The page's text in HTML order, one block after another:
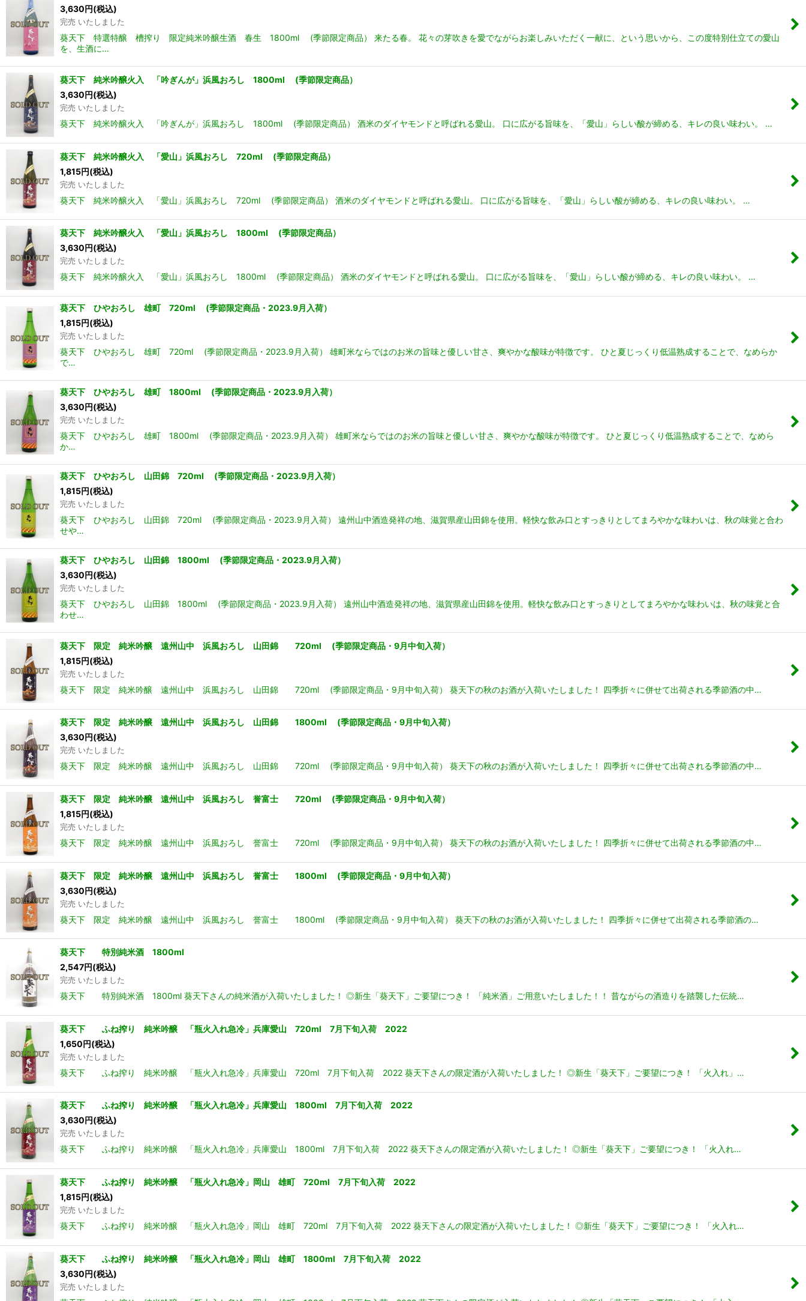
3,630円(税込)
完売 いたしました
葵天下 特選特醸 槽搾り 限定純米吟醸生酒 春生 1800ml (季節限定商品） 来たる春。 花々の芽吹きを愛でながらお楽しみいただく一献に、という思いから、この度特別仕立ての愛山
を、生酒に…
葵天下 純米吟醸火入 「吟ぎんが」浜風おろし 1800ml (季節限定商品）
3,630円(税込)
完売 いたしました
葵天下 純米吟醸火入 「吟ぎんが」浜風おろし 1800ml (季節限定商品） 酒米のダイヤモンドと呼ばれる愛山。 口に広がる旨味を、「愛山」らしい酸が締める、キレの良い味わい。 …
葵天下 純米吟醸火入 「愛山」浜風おろし 720ml (季節限定商品）
1,815円(税込)
完売 いたしました
葵天下 純米吟醸火入 「愛山」浜風おろし 720ml (季節限定商品） 酒米のダイヤモンドと呼ばれる愛山。 口に広がる旨味を、「愛山」らしい酸が締める、キレの良い味わい。 …
葵天下 純米吟醸火入 「愛山」浜風おろし 1800ml (季節限定商品）
3,630円(税込)
完売 いたしました
葵天下 純米吟醸火入 「愛山」浜風おろし 1800ml (季節限定商品） 酒米のダイヤモンドと呼ばれる愛山。 口に広がる旨味を、「愛山」らしい酸が締める、キレの良い味わい。 …
葵天下 ひやおろし 雄町 720ml (季節限定商品・2023.9月入荷）
1,815円(税込)
完売 いたしました
葵天下 ひやおろし 雄町 720ml (季節限定商品・2023.9月入荷） 雄町米ならではのお米の旨味と優しい甘さ、爽やかな酸味が特徴です。 ひと夏じっくり低温熟成することで、なめらか
で…
葵天下 ひやおろし 雄町 1800ml (季節限定商品・2023.9月入荷）
3,630円(税込)
完売 いたしました
葵天下 ひやおろし 雄町 1800ml (季節限定商品・2023.9月入荷） 雄町米ならではのお米の旨味と優しい甘さ、爽やかな酸味が特徴です。 ひと夏じっくり低温熟成することで、なめら
か…
葵天下 ひやおろし 山田錦 720ml (季節限定商品・2023.9月入荷）
1,815円(税込)
完売 いたしました
葵天下 ひやおろし 山田錦 720ml (季節限定商品・2023.9月入荷） 遠州山中酒造発祥の地、滋賀県産山田錦を使用。軽快な飲み口とすっきりとしてまろやかな味わいは、秋の味覚と合わ
せや…
葵天下 ひやおろし 山田錦 1800ml (季節限定商品・2023.9月入荷）
3,630円(税込)
完売 いたしました
葵天下 ひやおろし 山田錦 1800ml (季節限定商品・2023.9月入荷） 遠州山中酒造発祥の地、滋賀県産山田錦を使用。軽快な飲み口とすっきりとしてまろやかな味わいは、秋の味覚と合
わせ…
葵天下 限定 純米吟醸 遠州山中 浜風おろし 山田錦 720ml (季節限定商品・9月中旬入荷）
1,815円(税込)
完売 いたしました
葵天下 限定 純米吟醸 遠州山中 浜風おろし 山田錦 720ml (季節限定商品・9月中旬入荷） 葵天下の秋のお酒が入荷いたしました！ 四季折々に併せて出荷される季節酒の中…
葵天下 限定 純米吟醸 遠州山中 浜風おろし 山田錦 1800ml (季節限定商品・9月中旬入荷）
3,630円(税込)
完売 いたしました
葵天下 限定 純米吟醸 遠州山中 浜風おろし 山田錦 720ml (季節限定商品・9月中旬入荷） 葵天下の秋のお酒が入荷いたしました！ 四季折々に併せて出荷される季節酒の中…
葵天下 限定 純米吟醸 遠州山中 浜風おろし 誉富士 720ml (季節限定商品・9月中旬入荷）
1,815円(税込)
完売 いたしました
葵天下 限定 純米吟醸 遠州山中 浜風おろし 誉富士 720ml (季節限定商品・9月中旬入荷） 葵天下の秋のお酒が入荷いたしました！ 四季折々に併せて出荷される季節酒の中…
葵天下 限定 純米吟醸 遠州山中 浜風おろし 誉富士 1800ml (季節限定商品・9月中旬入荷）
3,630円(税込)
完売 いたしました
葵天下 限定 純米吟醸 遠州山中 浜風おろし 誉富士 1800ml (季節限定商品・9月中旬入荷） 葵天下の秋のお酒が入荷いたしました！ 四季折々に併せて出荷される季節酒の…
葵天下 特別純米酒 1800ml
2,547円(税込)
完売 いたしました
葵天下 特別純米酒 1800ml 葵天下さんの純米酒が入荷いたしました！ ◎新生「葵天下」ご要望につき！ 「純米酒」ご用意いたしました！！ 昔ながらの酒造りを踏襲した伝統…
葵天下 ふね搾り 純米吟醸 「瓶火入れ急冷」兵庫愛山 720ml 7月下旬入荷 2022
1,650円(税込)
完売 いたしました
葵天下 ふね搾り 純米吟醸 「瓶火入れ急冷」兵庫愛山 720ml 7月下旬入荷 2022 葵天下さんの限定酒が入荷いたしました！ ◎新生「葵天下」ご要望につき！ 「火入れ」…
葵天下 ふね搾り 純米吟醸 「瓶火入れ急冷」兵庫愛山 1800ml 7月下旬入荷 2022
3,630円(税込)
完売 いたしました
葵天下 ふね搾り 純米吟醸 「瓶火入れ急冷」兵庫愛山 1800ml 7月下旬入荷 2022 葵天下さんの限定酒が入荷いたしました！ ◎新生「葵天下」ご要望につき！ 「火入れ…
葵天下 ふね搾り 純米吟醸 「瓶火入れ急冷」岡山 雄町 720ml 7月下旬入荷 2022
1,815円(税込)
完売 いたしました
葵天下 ふね搾り 純米吟醸 「瓶火入れ急冷」岡山 雄町 720ml 7月下旬入荷 2022 葵天下さんの限定酒が入荷いたしました！ ◎新生「葵天下」ご要望につき！ 「火入れ…
葵天下 ふね搾り 純米吟醸 「瓶火入れ急冷」岡山 雄町 1800ml 7月下旬入荷 2022
3,630円(税込)
完売 いたしました